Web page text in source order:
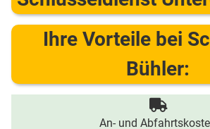
Ihre Vorteile bei
Bühler:
An- und